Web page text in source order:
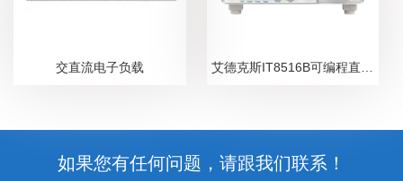
交直流电子负载
如果您有任何问题，请跟我们联系！